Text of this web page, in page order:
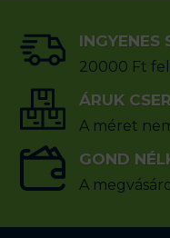
INGYENES
20000 Ft
ÁRUK
A méret
GOND
A